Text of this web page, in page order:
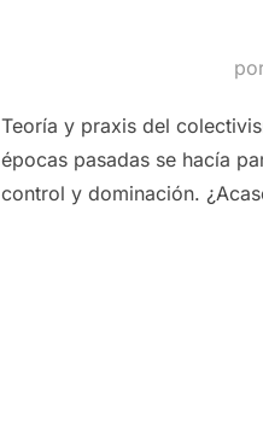
Teoría y praxis del
épocas pasadas se hacía
control y dominación.